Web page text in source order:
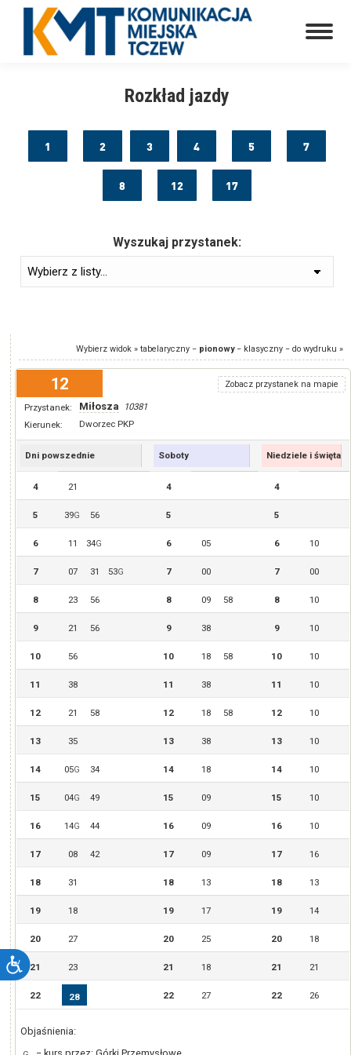
Rozkład jazdy
1 2 3 4 5 7
8 12 17
Wyszukaj przystanek:
Wybierz widok » tabelaryczny − pionowy− klasyczny − do wydruku »
12 Zobacz przystanek na mapie
Przystanek: Miłosza
10381
Kierunek:
Dworzec PKP
Dni powszednie Soboty Niedziele i święta
4 21 4 4
5 39G 56 5 5
6 11 34G 6 05 6 10
7 07 31 53G 7 00 7 00
8 23 56 8 09 58 8 10
9 21 56 9 38 9 10
10 56 10 18 58 10 10
11 38 11 38 11 10
12 21 58 12 18 58 12 10
13 35 13 38 13 10
14 05G 34 14 18 14 10
15 04G 49 15 09 15 10
16 14G 44 16 09 16 10
17 08 42 17 09 17 16
18 31 18 13 18 13
19 18 19 17 19 14
20 27 20 25 20 18
21 23 21 18 21 21
22 28 22 27 22 26
Objaśnienia: